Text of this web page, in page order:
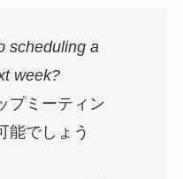
scheduling a
week?
プミーティン
能でしょう